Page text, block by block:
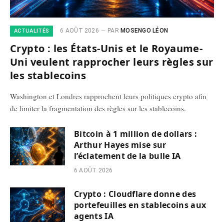
ACTUALITÉS 6 AOÛT 2026 PAR MOSENGO LÉON
Crypto : les États-Unis et le Royaume-
Uni veulent rapprocher leurs règles sur
les stablecoins
Washington et Londres rapprochent leurs politiques crypto afin
de limiter la fragmentation des règles sur les stablecoins.
Bitcoin à 1 million de dollars :
Arthur Hayes mise sur
l’éclatement de la bulle IA
6 AOÛT 2026
Crypto : Cloudflare donne des
portefeuilles en stablecoins aux
agents IA